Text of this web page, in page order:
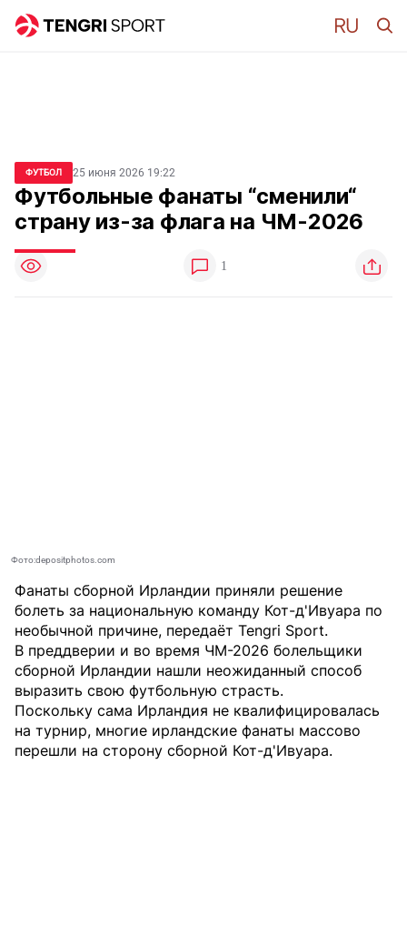
ФУТБОЛ 25 июня 2026 19:22
Футбольные фанаты “сменили“
страну из-за флага на ЧМ-2026
1
Фото:depositphotos.com
Фанаты сборной Ирландии приняли решение
болеть за национальную команду Кот-д'Ивуара по
необычной причине, передаёт Tengri Sport.
В преддверии и во время ЧМ-2026 болельщики
сборной Ирландии нашли неожиданный способ
выразить свою футбольную страсть.
Поскольку сама Ирландия не квалифицировалась
на турнир, многие ирландские фанаты массово
перешли на сторону сборной Кот-д'Ивуара.